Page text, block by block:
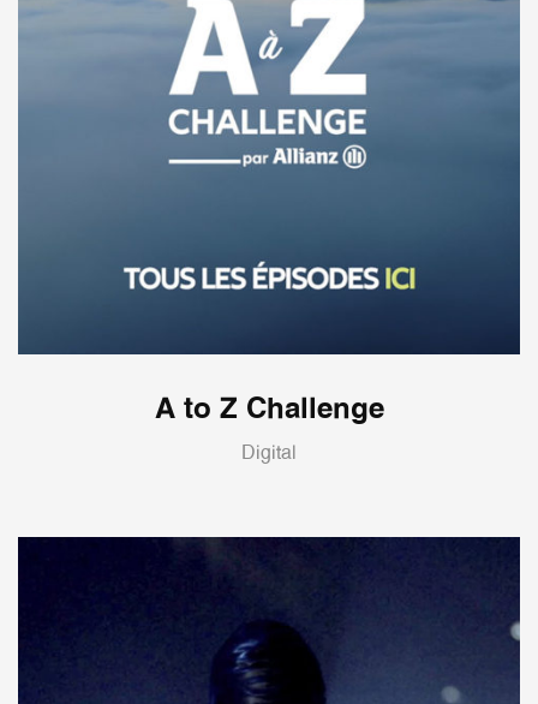
A to Z Challenge
Digital